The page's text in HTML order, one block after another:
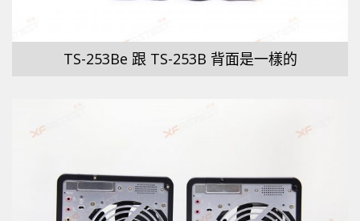
TS-253Be 跟 TS-253B 背面是一樣的